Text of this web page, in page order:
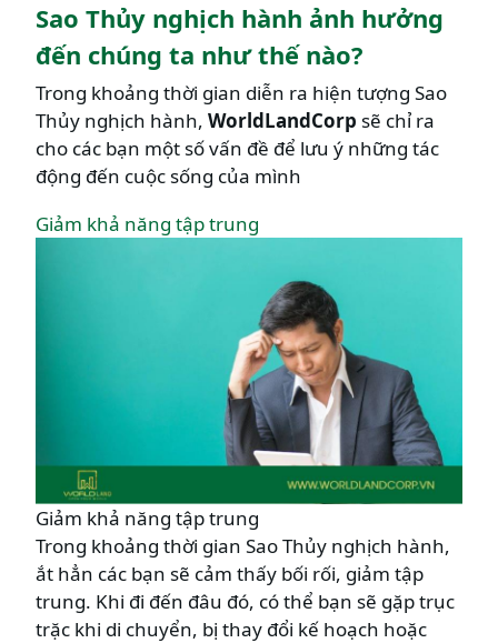
Sao Thủy nghịch hành ảnh hưởng
đến chúng ta như thế nào?
Trong khoảng thời gian diễn ra hiện tượng Sao
Thủy nghịch hành, WorldLandCorp sẽ chỉ ra
cho các bạn một số vấn đề để lưu ý những tác
động đến cuộc sống của mình
Giảm khả năng tập trung
Giảm khả năng tập trung
Trong khoảng thời gian Sao Thủy nghịch hành,
ắt hẳn các bạn sẽ cảm thấy bối rối, giảm tập
trung. Khi đi đến đâu đó, có thể bạn sẽ gặp trục
trặc khi di chuyển, bị thay đổi kế hoạch hoặc